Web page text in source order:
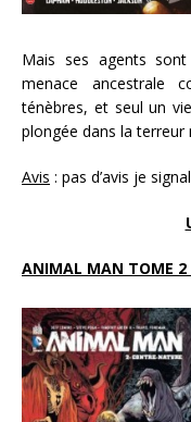
Mais ses agents
menace ancestrale
ténèbres, et seul un
plongée dans la
Avis : pas d’avis je
ANIMAL MAN TOME